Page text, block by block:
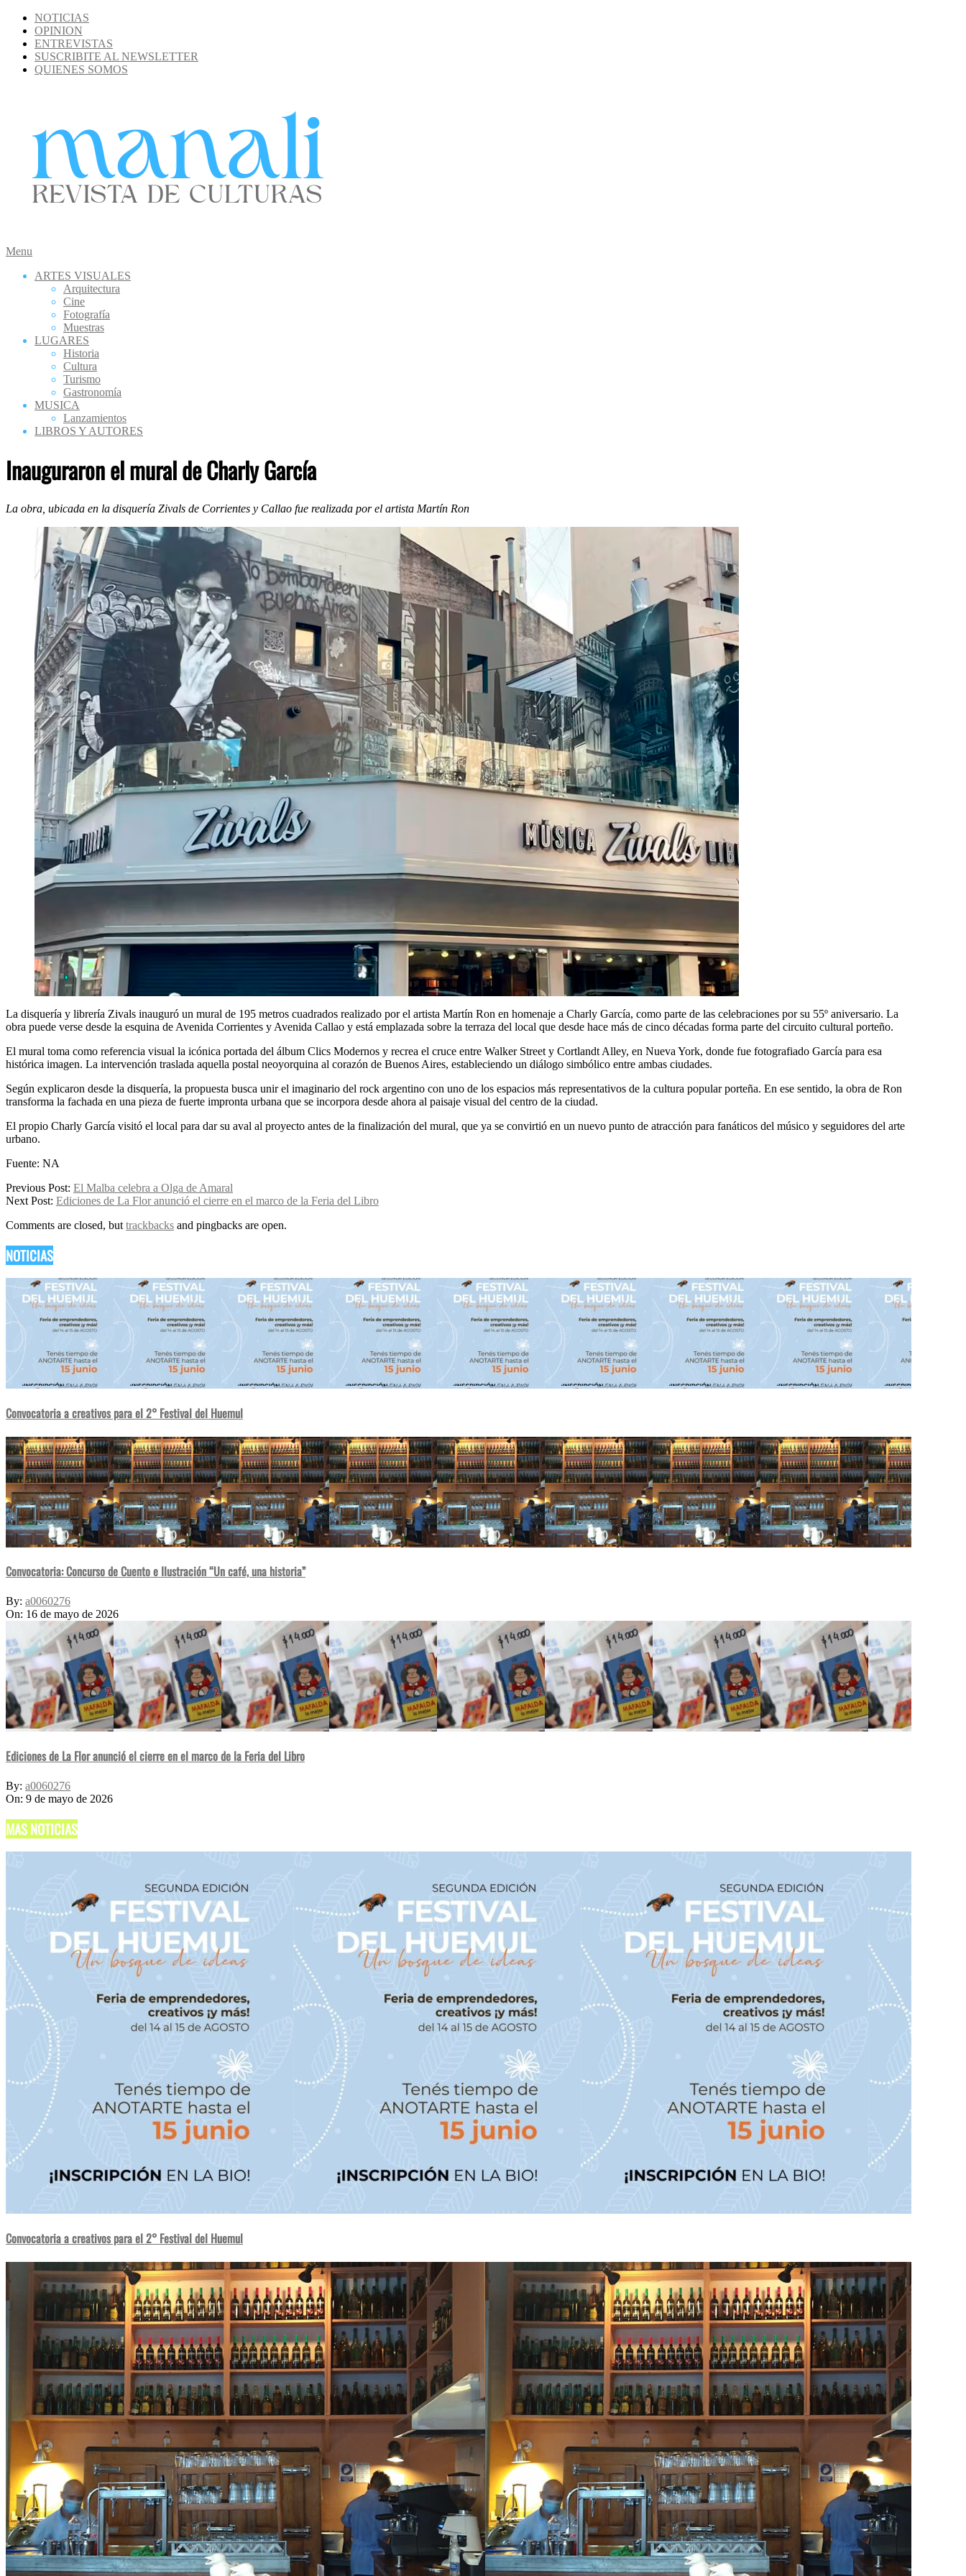
Skip
content
NOTICIAS
OPINION
ENTREVISTAS
SUSCRIBITE AL NEWSLETTER
QUIENES SOMOS
MANALI
Secondary
Menu
Menu
ARTES VISUALES
Arquitectura
Cine
Fotografía
Muestras
LUGARES
Historia
Cultura
Turismo
Gastronomía
MUSICA
Lanzamientos
LIBROS Y AUTORES
Inauguraron el mural de Charly García
La obra, ubicada en la disquería Zivals de Corrientes y Callao fue realizada por el artista Martín Ron
La disquería y librería Zivals inauguró un mural de 195 metros cuadrados realizado por el artista Martín Ron en homenaje a Charly García, como parte de las celebraciones por su 55º aniversario. La
obra puede verse desde la esquina de Avenida Corrientes y Avenida Callao y está emplazada sobre la terraza del local que desde hace más de cinco décadas forma parte del circuito cultural porteño.
El mural toma como referencia visual la icónica portada del álbum Clics Modernos y recrea el cruce entre Walker Street y Cortlandt Alley, en Nueva York, donde fue fotografiado García para esa
histórica imagen. La intervención traslada aquella postal neoyorquina al corazón de Buenos Aires, estableciendo un diálogo simbólico entre ambas ciudades.
Según explicaron desde la disquería, la propuesta busca unir el imaginario del rock argentino con uno de los espacios más representativos de la cultura popular porteña. En ese sentido, la obra de Ron
transforma la fachada en una pieza de fuerte impronta urbana que se incorpora desde ahora al paisaje visual del centro de la ciudad.
El propio Charly García visitó el local para dar su aval al proyecto antes de la finalización del mural, que ya se convirtió en un nuevo punto de atracción para fanáticos del músico y seguidores del arte
urbano.
Fuente: NA
2026-
05-
Previous Post: El Malba celebra a Olga de Amaral
Next Post: Ediciones de La Flor anunció el cierre en el marco de la Feria del Libro
Comments are closed, but trackbacks and pingbacks are open.
NOTICIAS
Convocatoria a creativos para el 2° Festival del Huemul
Convocatoria: Concurso de Cuento e Ilustración “Un café, una historia”
By: a0060276
On: 16 de mayo de 2026
Ediciones de La Flor anunció el cierre en el marco de la Feria del Libro
By: a0060276
On: 9 de mayo de 2026
MAS NOTICIAS
Convocatoria a creativos para el 2° Festival del Huemul